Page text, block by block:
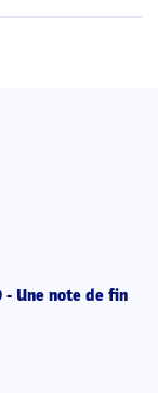
- Une note de fin